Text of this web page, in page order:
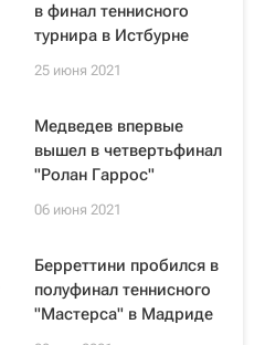
в финал теннисного
турнира в Истбурне
25 июня 2021
Медведев впервые
вышел в четвертьфинал
"Ролан Гаррос"
06 июня 2021
Берреттини пробился в
полуфинал теннисного
"Мастерса" в Мадриде